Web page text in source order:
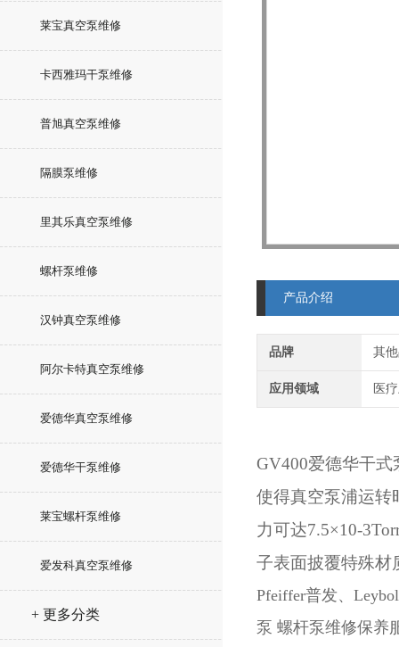
莱宝真空泵维修
卡西雅玛干泵维修
普旭真空泵维修
隔膜泵维修
里其乐真空泵维修
螺杆泵维修
汉钟真空泵维修
阿尔卡特真空泵维修
爱德华真空泵维修
爱德华干泵维修
莱宝螺杆泵维修
爱发科真空泵维修
+ 更多分类
产品介绍
品牌 其
应用领域 医
GV400爱德华干
使得真空泵浦运转
力可达7.5×10-
子表面披覆特殊材
Pfeiffer普发、
泵 螺杆泵维修保养